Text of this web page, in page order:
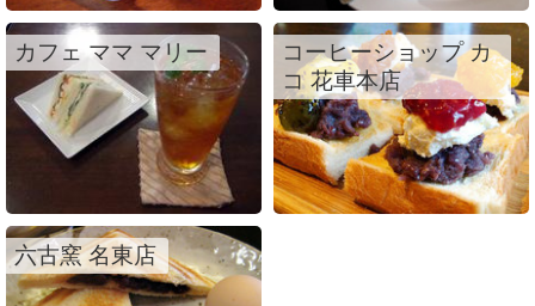
カフェ ママ マリー
コーヒーショップ カ
コ 花車本店
六古窯 名東店